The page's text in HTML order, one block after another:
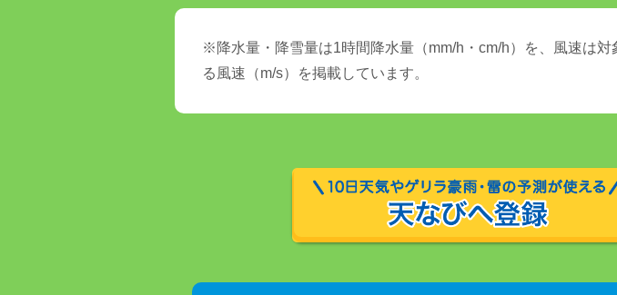
※降水量・降雪量は1時間降水量（mm/h・cm/h）を、風速は対
る風速（m/s）を掲載しています。